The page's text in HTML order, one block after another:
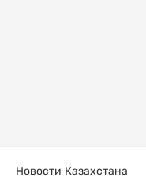
Новости Казахстана